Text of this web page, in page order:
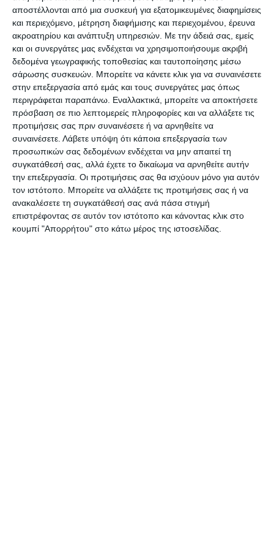
αποστέλλονται από μια συσκευή για εξατομικευμένες διαφημίσεις
και περιεχόμενο, μέτρηση διαφήμισης και περιεχομένου, έρευνα
ακροατηρίου και ανάπτυξη υπηρεσιών. Με την άδειά σας, εμείς
και οι συνεργάτες μας ενδέχεται να χρησιμοποιήσουμε ακριβή
δεδομένα γεωγραφικής τοποθεσίας και ταυτοποίησης μέσω
σάρωσης συσκευών. Μπορείτε να κάνετε κλικ για να συναινέσετε
στην επεξεργασία από εμάς και τους συνεργάτες μας όπως
περιγράφεται παραπάνω. Εναλλακτικά, μπορείτε να αποκτήσετε
πρόσβαση σε πιο λεπτομερείς πληροφορίες και να αλλάξετε τις
προτιμήσεις σας πριν συναινέσετε ή να αρνηθείτε να
συναινέσετε. Λάβετε υπόψη ότι κάποια επεξεργασία των
προσωπικών σας δεδομένων ενδέχεται να μην απαιτεί τη
συγκατάθεσή σας, αλλά έχετε το δικαίωμα να αρνηθείτε αυτήν
την επεξεργασία. Οι προτιμήσεις σας θα ισχύουν μόνο για αυτόν
τον ιστότοπο. Μπορείτε να αλλάξετε τις προτιμήσεις σας ή να
ανακαλέσετε τη συγκατάθεσή σας ανά πάσα στιγμή
επιστρέφοντας σε αυτόν τον ιστότοπο και κάνοντας κλικ στο
κουμπί "Απορρήτου" στο κάτω μέρος της ιστοσελίδας.
Κτηματικές Υπηρεσίες είναι αποκλειστικά
αρμόδιες για την παραχώρηση απλής χρήσης των
χώρων αιγιαλού και κοινόχρηστης παραλίας και
τη λήψη μέτρων προστασίας τους.
Οι δήμοι, όπως περιγράφεται και στην υπ΄αριθμ.
38609 ΕΞ 2023 ΚΥΑ (10/3/23) για την παραχώρηση
χρήσης αιγιαλού και παραλιών, «μέσω των
εντεταλμένων οργάνων τους έχουν υποχρέωση,
σε κάθε περίπτωση που διαπιστώνουν
καταπατήσεις ή αυθαίρετες επεμβάσεις επί των
κοινοχρήστων χώρων, να ενημερώνουν άμεσα τις
κατά τόπους Αστυνομικές Αρχές και τις
Κτηματικές Υπηρεσίες, προκειμένου να
φροντίσουν για τη λήψη μέτρων προστασίας,